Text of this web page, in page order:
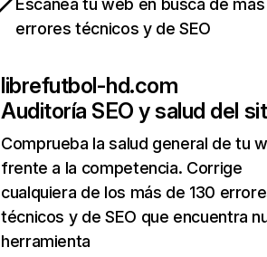
Escanea tu web en busca de
errores técnicos y de SEO
librefutbol-hd.com
Auditoría SEO y salud del
Comprueba la salud general de tu
frente a la competencia. Corrige
cualquiera de los más de 130
técnicos y de SEO que encuentra
herramienta